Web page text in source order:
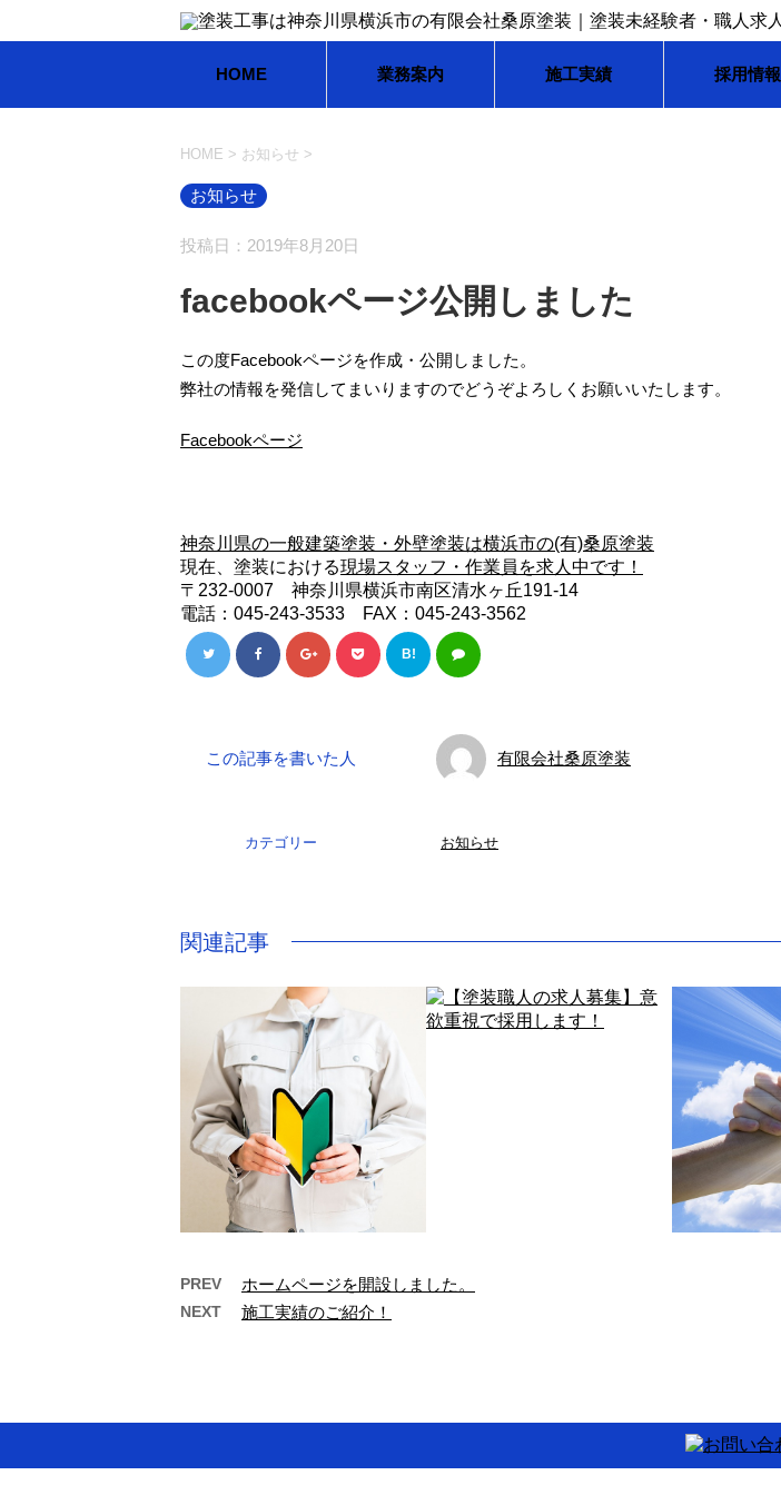
HOME 業務案内 施工実績 採用情報
HOME > お知らせ >
お知らせ
投稿日：2019年8月20日
facebookページ公開しました
この度Facebookページを作成・公開しました。
弊社の情報を発信してまいりますのでどうぞよろしくお願いいたします。
Facebookページ
神奈川県の一般建築塗装・外壁塗装は横浜市の(有)桑原塗装
現在、塗装における現場スタッフ・作業員を求人中です！
〒232-0007 神奈川県横浜市南区清水ヶ丘191-14
電話：045-243-3533 FAX：045-243-3562
B!
この記事を書いた人 有限会社桑原塗装
カテゴリー お知らせ
関連記事
世代の壁を越えてアットホ
PREV ホームページを開設しました。
NEXT 施工実績のご紹介！